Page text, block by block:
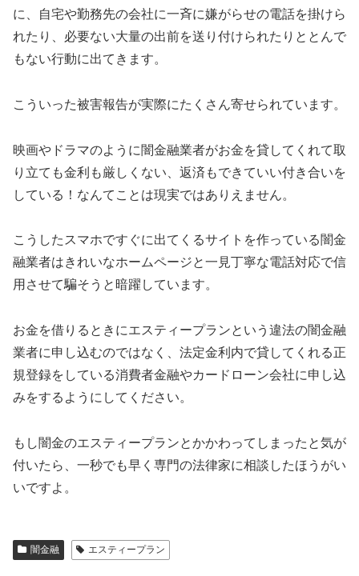
に、自宅や勤務先の会社に一斉に嫌がらせの電話を掛けら
れたり、必要ない大量の出前を送り付けられたりととんで
もない行動に出てきます。
こういった被害報告が実際にたくさん寄せられています。
映画やドラマのように闇金融業者がお金を貸してくれて取
り立ても金利も厳しくない、返済もできていい付き合いを
している！なんてことは現実ではありえません。
こうしたスマホですぐに出てくるサイトを作っている闇金
融業者はきれいなホームページと一見丁寧な電話対応で信
用させて騙そうと暗躍しています。
お金を借りるときにエスティープランという違法の闇金融
業者に申し込むのではなく、法定金利内で貸してくれる正
規登録をしている消費者金融やカードローン会社に申し込
みをするようにしてください。
もし闇金のエスティープランとかかわってしまったと気が
付いたら、一秒でも早く専門の法律家に相談したほうがい
いですよ。
闇金融 エスティープラン